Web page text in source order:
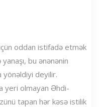
oddan istifadə etmək
bu ənənənin
yönəldiyi deyilir.
yeri olmayan Əhdi-
tapan hər kəsə istilik